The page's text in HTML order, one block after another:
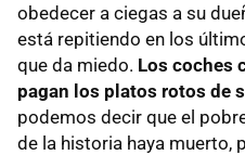
obedecer a ciegas a su
está repitiendo en los
que da miedo. Los coches
pagan los platos rotos de
podemos decir que el
de la historia haya muerto,